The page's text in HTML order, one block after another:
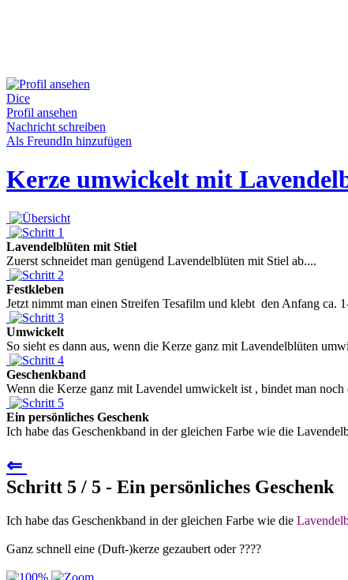
Dice
Profil ansehen
Nachricht schreiben
Als FreundIn hinzufügen
Kerze umwickelt mit
Lavendelblüten mit Stiel
Zuerst schneidet man genügend Lavendelblüten mit Stiel ab....
Festkleben
Jetzt nimmt man einen Streifen Tesafilm und klebt den Anfang ca.
Umwickelt
So sieht es dann aus, wenn die Kerze ganz mit Lavendelblüten
Geschenkband
Wenn die Kerze ganz mit Lavendel umwickelt ist , bindet man
Ein persönliches Geschenk
Ich habe das Geschenkband in der gleichen Farbe wie die
⇐
Schritt 5 / 5 - Ein persönliches Geschenk
Ich habe das Geschenkband in der gleichen Farbe wie die
Ganz schnell eine (Duft-)kerze gezaubert oder ????